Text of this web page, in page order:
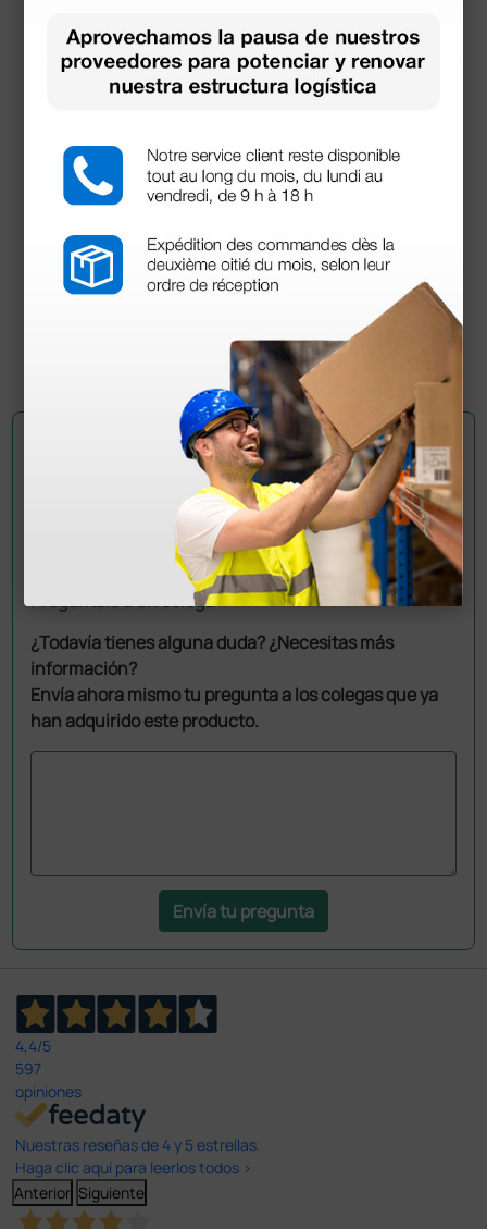
11 parámetros - 100 tiras
19,72 €
Pregúntale a un colega
¿Todavía tienes alguna duda? ¿Necesitas más
información?
Envía ahora mismo tu pregunta a los colegas que ya
han adquirido este producto.
Envía tu pregunta
4,4/5
597
opiniones
Nuestras reseñas de 4 y 5 estrellas.
Haga clic aquí para leerlos todos >
Anterior Siguiente